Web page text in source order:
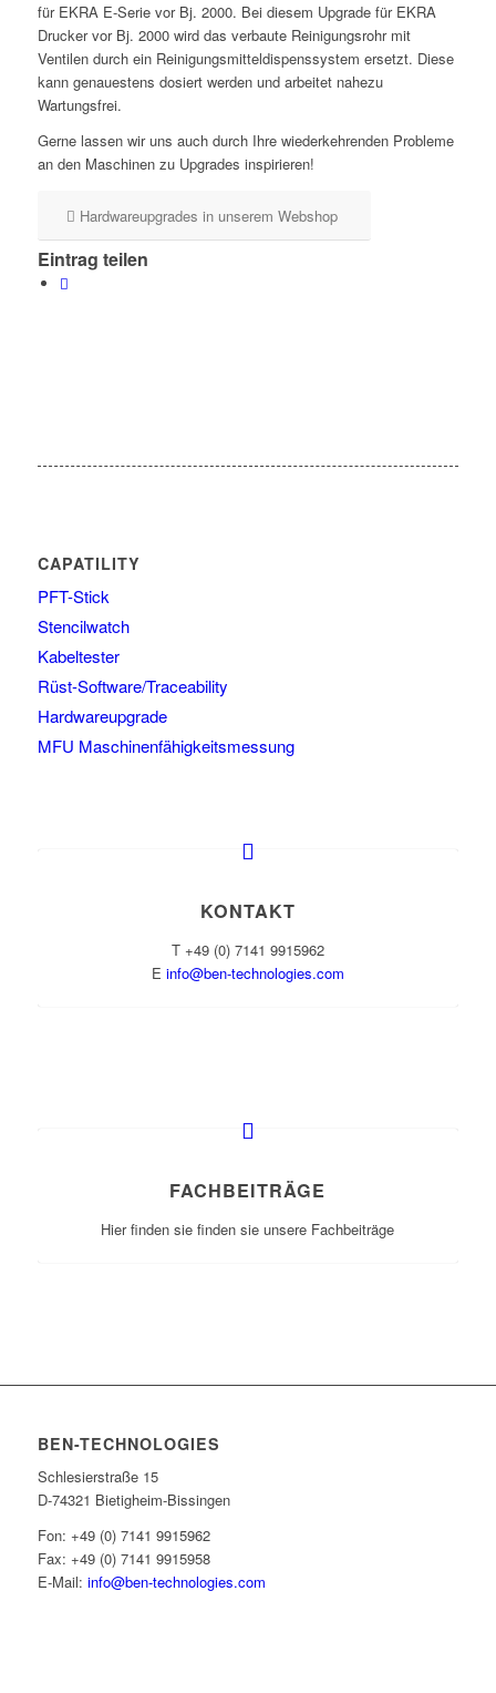
für EKRA E-Serie vor Bj. 2000. Bei diesem Upgrade für EKRA
Drucker vor Bj. 2000 wird das verbaute Reinigungsrohr mit
Ventilen durch ein Reinigungsmitteldispenssystem ersetzt. Diese
kann genauestens dosiert werden und arbeitet nahezu
Wartungsfrei.
Gerne lassen wir uns auch durch Ihre wiederkehrenden Probleme
an den Maschinen zu Upgrades inspirieren!
Hardwareupgrades in unserem Webshop
Eintrag teilen
CAPATILITY
PFT-Stick
Stencilwatch
Kabeltester
Rüst-Software/Traceability
Hardwareupgrade
MFU Maschinenfähigkeitsmessung
KONTAKT
T +49 (0) 7141 9915962
E info@ben-technologies.com
FACHBEITRÄGE
Hier finden sie finden sie unsere Fachbeiträge
BEN-TECHNOLOGIES
Schlesierstraße 15
D-74321 Bietigheim-Bissingen
Fon: +49 (0) 7141 9915962
Fax: +49 (0) 7141 9915958
E-Mail: info@ben-technologies.com